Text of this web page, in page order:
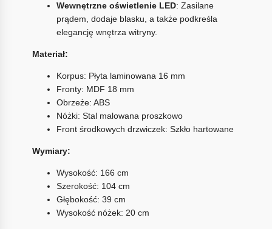
Wewnętrzne oświetlenie LED: Zasilane
prądem, dodaje blasku, a także podkreśla
elegancję wnętrza witryny.
Materiał:
Korpus: Płyta laminowana 16 mm
Fronty: MDF 18 mm
Obrzeże: ABS
Nóżki: Stal malowana proszkowo
Front środkowych drzwiczek: Szkło hartowane
Wymiary:
Wysokość: 166 cm
Szerokość: 104 cm
Głębokość: 39 cm
Wysokość nóżek: 20 cm